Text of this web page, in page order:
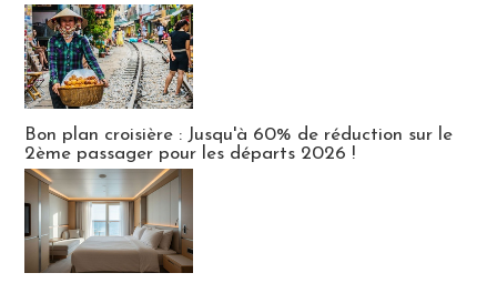
Bon plan croisière : Jusqu'à 60% de réduction sur le
2ème passager pour les départs 2026 !